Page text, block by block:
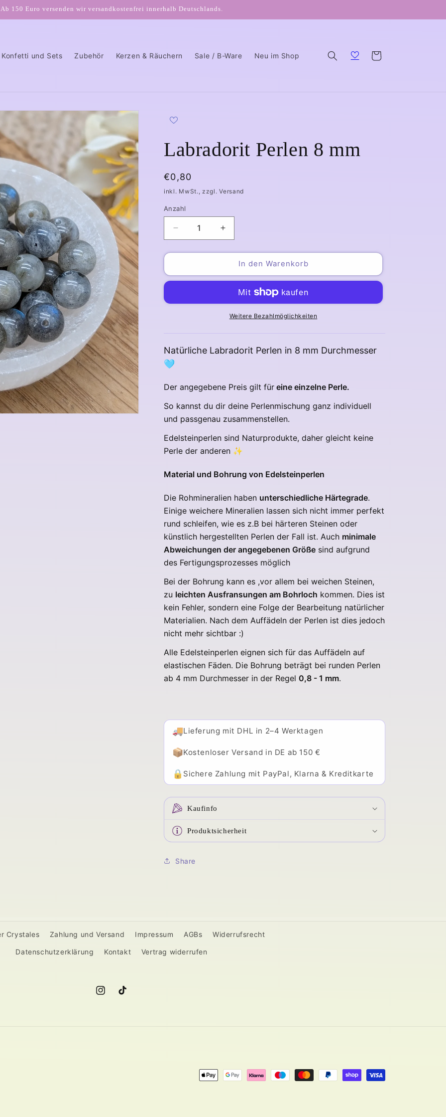
Ab 150 Euro versenden wir versandkostenfrei innerhalb Deutschlands.
Konfetti und Sets Zubehör Kerzen & Räuchern Sale / B-Ware Neu im Shop Warenkorb
Labradorit Perlen 8 mm
Normaler
Preis
€0,80
inkl. MwSt., zzgl. Versand
Anzahl
Verringere
die
Menge
Labradorit
mm
Erhöhe
die
Menge
Labradorit
mm
In den Warenkorb
Weitere Bezahlmöglichkeiten
Natürliche Labradorit Perlen in 8 mm Durchmesser
🩵
Der angegebene Preis gilt für eine einzelne Perle.
So kannst du dir deine Perlenmischung ganz individuell
und passgenau zusammenstellen.
Edelsteinperlen sind Naturprodukte, daher gleicht keine
Perle der anderen ✨
Material und Bohrung von Edelsteinperlen
Die Rohmineralien haben unterschiedliche Härtegrade.
Einige weichere Mineralien lassen sich nicht immer perfekt
rund schleifen, wie es z.B bei härteren Steinen oder
künstlich hergestellten Perlen der Fall ist. Auch minimale
Abweichungen der angegebenen Größe sind aufgrund
des Fertigungsprozesses möglich
Bei der Bohrung kann es ,vor allem bei weichen Steinen,
zu leichten Ausfransungen am Bohrloch kommen. Dies ist
kein Fehler, sondern eine Folge der Bearbeitung natürlicher
Materialien. Nach dem Auffädeln der Perlen ist dies jedoch
nicht mehr sichtbar :)
Alle Edelsteinperlen eignen sich für das Auffädeln auf
elastischen Fäden. Die Bohrung beträgt bei runden Perlen
ab 4 mm Durchmesser in der Regel 0,8 - 1 mm.
🚚Lieferung mit DHL in 2–4 Werktagen
📦Kostenloser Versand in DE ab 150 €
🔒 Sichere Zahlung mit PayPal, Klarna & Kreditkarte
Kaufinfo
Produktsicherheit
Share
Crystales Zahlung und Versand Impressum AGBs Widerrufsrecht
Datenschutzerklärung Kontakt Vertrag widerrufen
InstagramTikTok
Zahlungsmethoden